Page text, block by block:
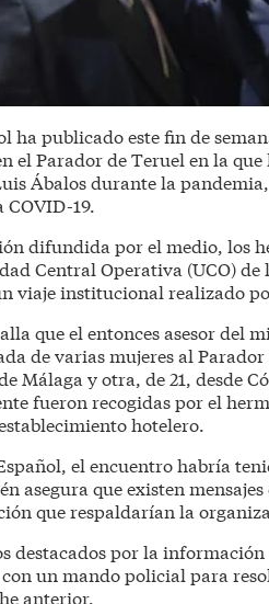
ha publicado este fin de
el Parador de Teruel en la
Ábalos durante la
19.
difundida por el medio, los
Central Operativa (UCO)
viaje institucional realizado
que el entonces asesor del
de varias mujeres al Parador
Málaga y otra, de 21, desde
fueron recogidas por el
hotelero.
el encuentro habría
asegura que existen
que respaldarían la
destacados por la
un mando policial para
anterior.